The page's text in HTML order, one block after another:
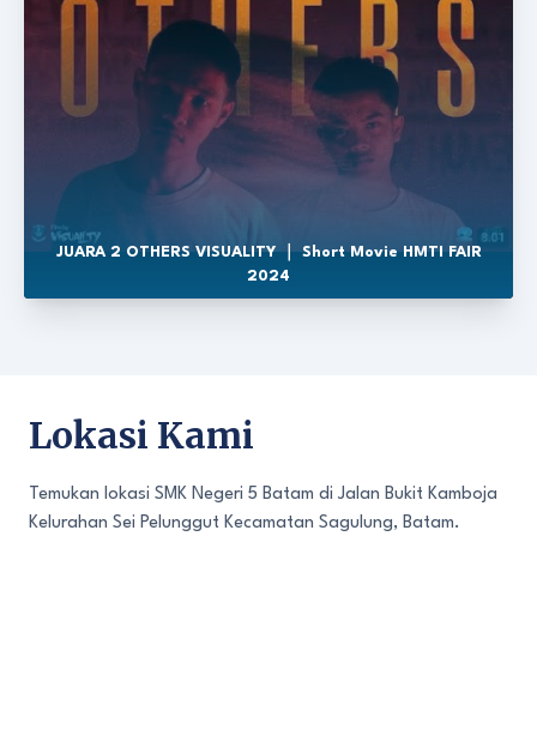
JUARA 2 OTHERS VISUALITY ｜ Short Movie HMTI FAIR
2024
Lokasi Kami
Temukan lokasi SMK Negeri 5 Batam di Jalan Bukit Kamboja
Kelurahan Sei Pelunggut Kecamatan Sagulung, Batam.